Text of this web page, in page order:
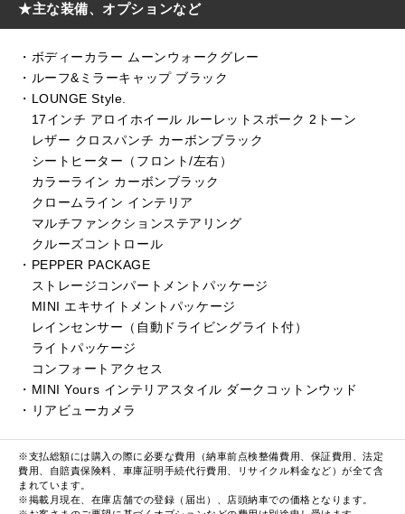
★主な装備、オプションなど
・ボディーカラー ムーンウォークグレー
・ルーフ&ミラーキャップ ブラック
・LOUNGE Style.
17インチ アロイホイール ルーレットスポーク 2トーン
レザー クロスパンチ カーボンブラック
シートヒーター（フロント/左右）
カラーライン カーボンブラック
クロームライン インテリア
マルチファンクションステアリング
クルーズコントロール
・PEPPER PACKAGE
ストレージコンパートメントパッケージ
MINI エキサイトメントパッケージ
レインセンサー（自動ドライビングライト付）
ライトパッケージ
コンフォートアクセス
・MINI Yours インテリアスタイル ダークコットンウッド
・リアビューカメラ
※支払総額には購入の際に必要な費用（納車前点検整備費用、保証費用、法定
費用、自賠責保険料、車庫証明手続代行費用、リサイクル料金など）が全て含
まれています。
※掲載月現在、在庫店舗での登録（届出）、店頭納車での価格となります。